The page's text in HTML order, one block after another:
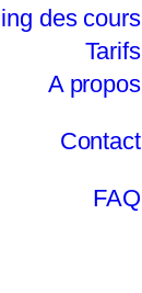
des cours
Tarifs
A propos
Contact
FAQ